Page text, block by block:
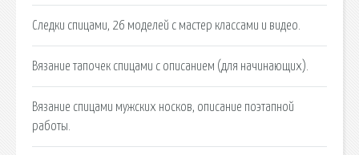
Следки спицами, 26 моделей с мастер классами и видео.
Вязание тапочек спицами с описанием (для начинающих).
Вязание спицами мужских носков, описание поэтапной
работы.